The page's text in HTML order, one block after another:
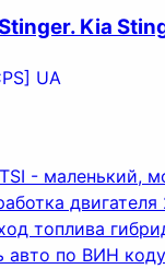
Kia
TSI - маленький,
топлива
авто по ВИН